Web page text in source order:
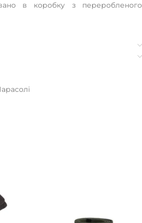
в коробку з переробленого